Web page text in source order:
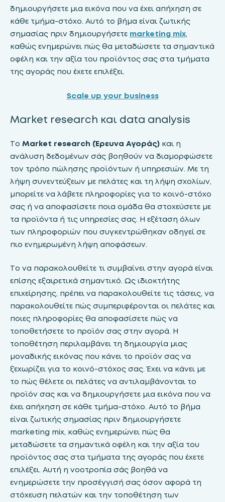
δημιουργήσετε μια εικόνα που να έχει απήχηση σε
κάθε τμήμα-στόχο. Αυτό το βήμα είναι ζωτικής
σημασίας πριν δημιουργήσετε marketing mix,
καθώς ενημερώνει πώς θα μεταδώσετε τα σημαντικά
οφέλη και την αξία του προϊόντος σας στα τμήματα
της αγοράς που έχετε επιλέξει.
Scale up your business
Market research και data analysis
Το Market research (Έρευνα Αγοράς) και η
ανάλυση δεδομένων σάς βοηθούν να διαμορφώσετε
τον τρόπο πώλησης προϊόντων ή υπηρεσιών. Με τη
λήψη συνεντεύξεων με πελάτες και τη λήψη σχολίων,
μπορείτε να λάβετε πληροφορίες για το κοινό-στόχο
σας ή να αποφασίσετε ποια ομάδα θα στοχεύσετε με
τα προϊόντα ή τις υπηρεσίες σας. Η εξέταση όλων
των πληροφοριών που συγκεντρώθηκαν οδηγεί σε
πιο ενημερωμένη λήψη αποφάσεων.
Το να παρακολουθείτε τι συμβαίνει στην αγορά είναι
επίσης εξαιρετικά σημαντικό. Ως ιδιοκτήτης
επιχείρησης, πρέπει να παρακολουθείτε τις τάσεις, να
παρακολουθείτε πώς συμπεριφέρονται οι πελάτες και
ποιες πληροφορίες θα αποφασίσετε πώς να
τοποθετήσετε το προϊόν σας στην αγορά. Η
τοποθέτηση περιλαμβάνει τη δημιουργία μιας
μοναδικής εικόνας που κάνει το προϊόν σας να
ξεχωρίζει για το κοινό-στόχος σας. Έχει να κάνει με
το πώς θέλετε οι πελάτες να αντιλαμβάνονται το
προϊόν σας και να δημιουργήσετε μια εικόνα που να
έχει απήχηση σε κάθε τμήμα-στόχο. Αυτό το βήμα
είναι ζωτικής σημασίας πριν δημιουργήσετε
marketing mix, καθώς ενημερώνει πώς θα
μεταδώσετε τα σημαντικά οφέλη και την αξία του
προϊόντος σας στα τμήματα της αγοράς που έχετε
επιλέξει. Αυτή η νοοτροπία σάς βοηθά να
ενημερώσετε την προσέγγισή σας όσον αφορά τη
στόχευση πελατών και την τοποθέτηση των